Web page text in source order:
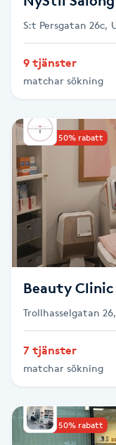
Föning
Gel naglar
Gellack
Gellack med
Gravidmassage
Gravidyoga
Gruppträning
Gua Sha-massage
S:t Persgatan 26c,
9 tjänster
matchar sökning
Upp till 50% rabatt
Beauty Clinic
Trollhasselgatan
7 tjänster
matchar sökning
Upp till 50% rabatt